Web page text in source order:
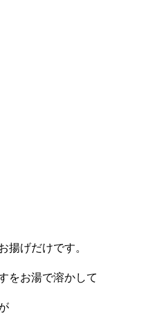
揚げだけです。
をお湯で溶かして